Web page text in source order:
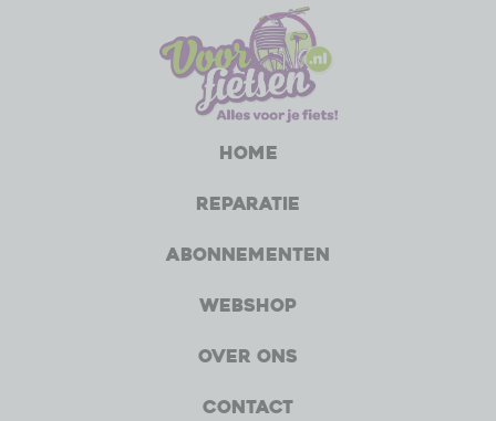
Home
Reparatie
Abonnementen
Webshop
Over ons
Contact